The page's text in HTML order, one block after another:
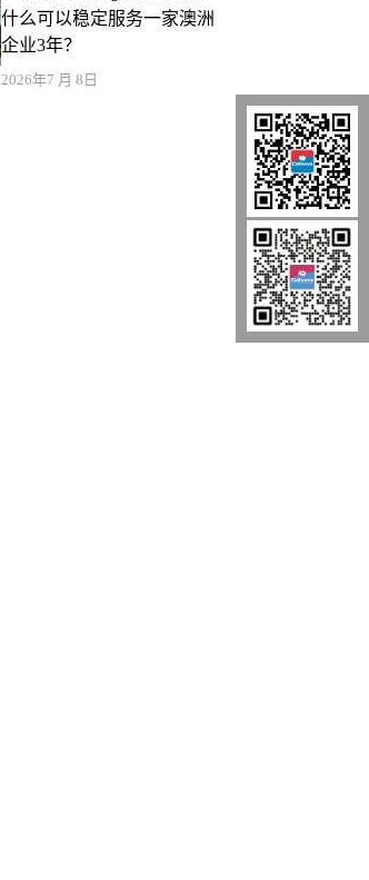
什么可以稳定服务一家澳洲
企业3年？
2026年7 月 8日